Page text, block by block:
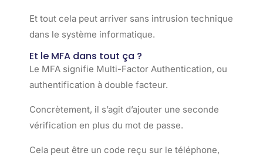
Et tout cela peut arriver sans intrusion technique
dans le système informatique.
Et le MFA dans tout ça ?
Le MFA signifie Multi-Factor Authentication, ou
authentification à double facteur.
Concrètement, il s’agit d’ajouter une seconde
vérification en plus du mot de passe.
Cela peut être un code reçu sur le téléphone,